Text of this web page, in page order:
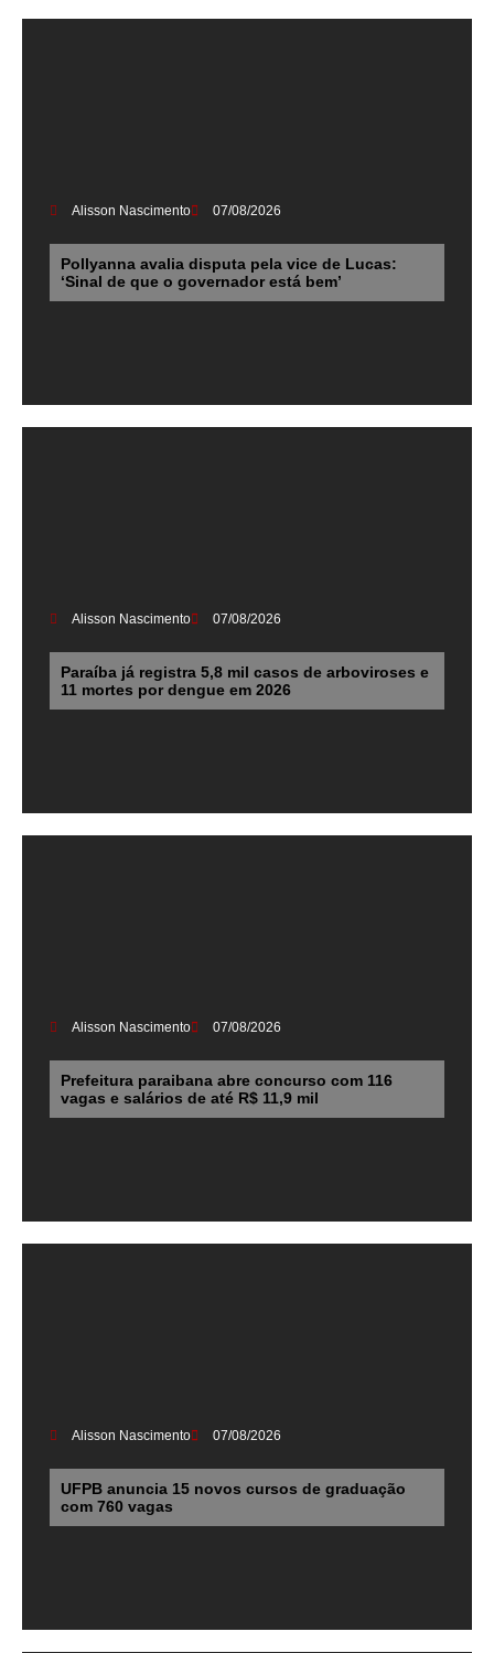
Alisson Nascimento 07/08/2026
Pollyanna avalia disputa pela vice de Lucas:
‘Sinal de que o governador está bem’
Alisson Nascimento 07/08/2026
Paraíba já registra 5,8 mil casos de arboviroses e
11 mortes por dengue em 2026
Alisson Nascimento 07/08/2026
Prefeitura paraibana abre concurso com 116
vagas e salários de até R$ 11,9 mil
Alisson Nascimento 07/08/2026
UFPB anuncia 15 novos cursos de graduação
com 760 vagas